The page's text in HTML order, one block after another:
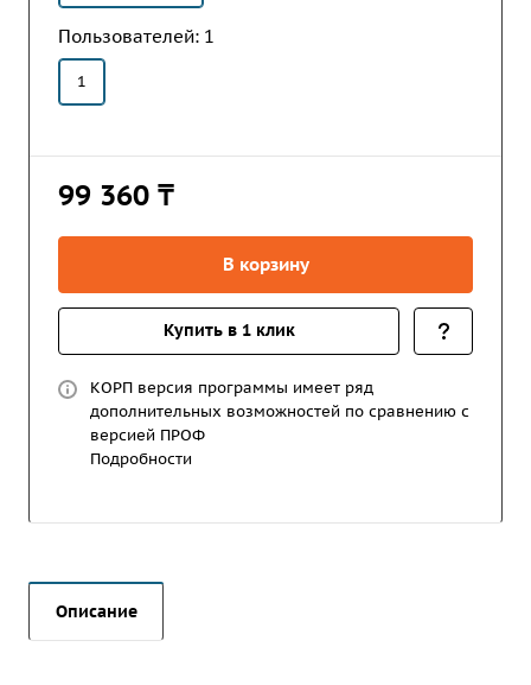
Пользователей: 1
1
99 360 ₸
В корзину
Купить в 1 клик
КОРП версия программы имеет ряд
дополнительных возможностей по сравнению с
версией ПРОФ
Подробности
Описание